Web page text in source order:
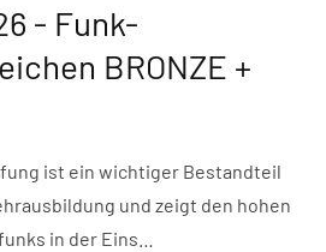
- Funk-
BRONZE +
ist ein wichtiger Bestandteil
und zeigt den hohen
in der Eins…